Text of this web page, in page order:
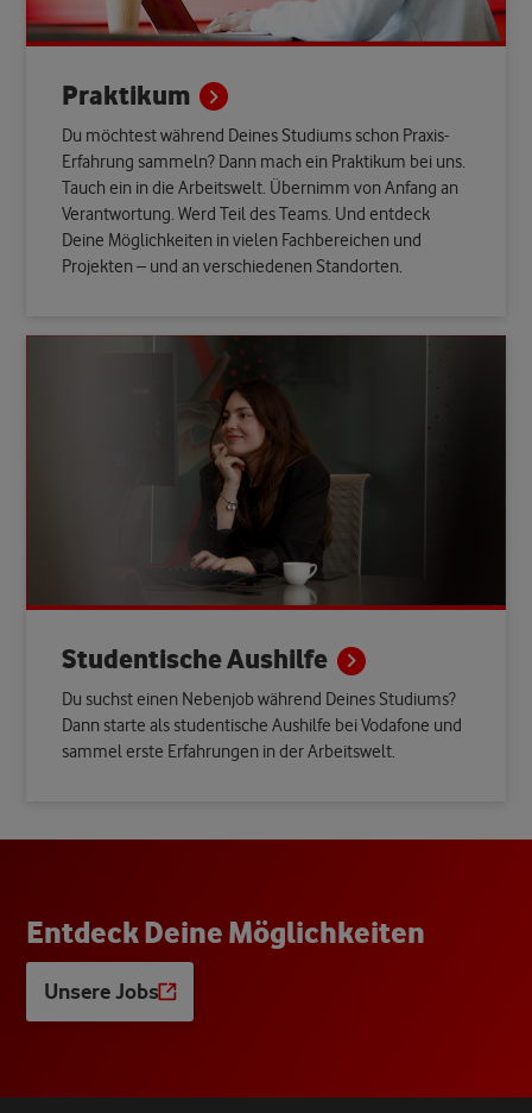
Praktikum
Du möchtest während Deines Studiums schon Praxis-
Erfahrung sammeln? Dann mach ein Praktikum bei uns.
Tauch ein in die Arbeitswelt. Übernimm von Anfang an
Verantwortung. Werd Teil des Teams. Und entdeck
Deine Möglichkeiten in vielen Fachbereichen und
Projekten – und an verschiedenen Standorten.
StudentischeAushilfe
Du suchst einen Nebenjob während Deines Studiums?
Dann starte als studentische Aushilfe bei Vodafone und
sammel erste Erfahrungen in der Arbeitswelt.
EntdeckDeine Möglichkeiten
Unsere Jobs
Opens
tab